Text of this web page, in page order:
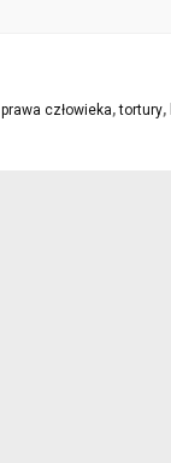
prawa człowieka,tortury,